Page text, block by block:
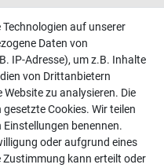
unter:
auf unserer
Daten von
IP-Adresse), um z.B. Inhalte
von Drittanbietern
zu analysieren. Die
Cookies. Wir teilen
benennen.
oder aufgrund eines
Zustimmung kann erteilt oder